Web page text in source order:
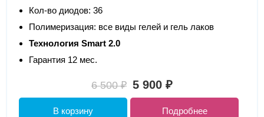
Кол-во диодов: 36
Полимеризация: все виды гелей и гель лаков
Технология Smart 2.0
Гарантия 12 мес.
6 500 ₽ 5 900 ₽
В корзину Подробнее